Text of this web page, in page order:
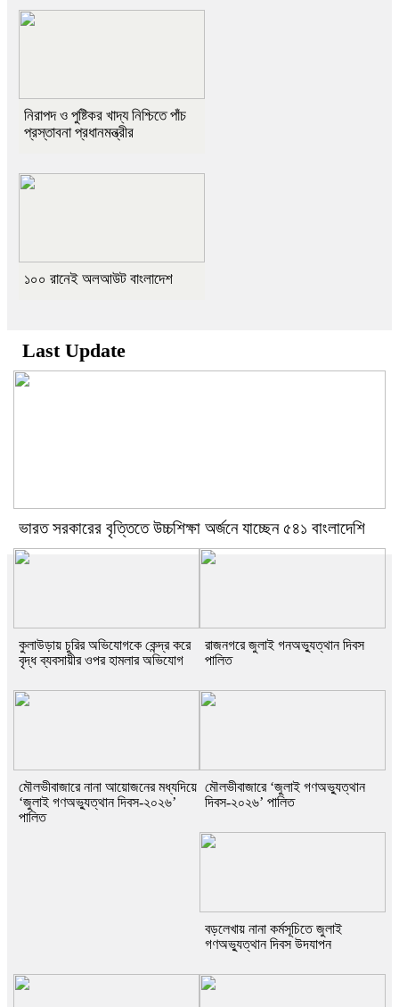
নিরাপদ ও পুষ্টিকর খাদ্য নিশ্চিতে পাঁচ
প্রস্তাবনা প্রধানমন্ত্রীর
১০০ রানেই অলআউট বাংলাদেশ
Last Update
ভারত সরকারের বৃত্তিতে উচ্চশিক্ষা অর্জনে যাচ্ছেন ৫৪১ বাংলাদেশি
কুলাউড়ায় চুরির অভিযোগকে কেন্দ্র করে
বৃদ্ধ ব্যবসায়ীর ওপর হামলার অভিযোগ
রাজনগরে জুলাই গনঅভ্যুত্থান দিবস
পালিত
মৌলভীবাজারে নানা আয়োজনের মধ্যদিয়ে
‘জুলাই গণঅভ্যুত্থান দিবস-২০২৬’
পালিত
মৌলভীবাজারে ‘জুলাই গণঅভ্যুত্থান
দিবস-২০২৬’ পালিত
বড়লেখায় নানা কর্মসূচিতে জুলাই
গণঅভ্যুত্থান দিবস উদযাপন